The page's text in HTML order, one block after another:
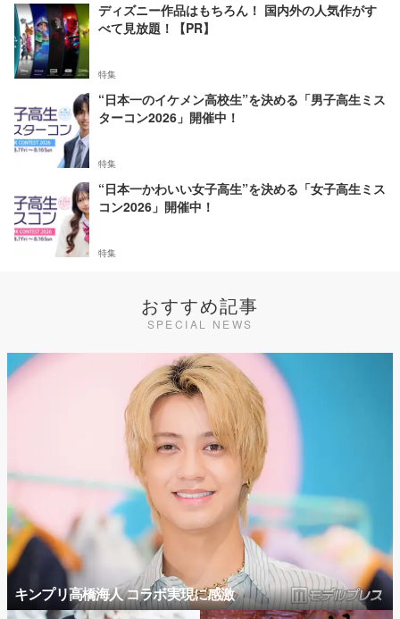
ディズニー作品はもちろん！ 国内外の人気作がす
べて見放題！【PR】
特集
“日本一のイケメン高校生”を決める「男子高生ミス
ターコン2026」開催中！
特集
“日本一かわいい女子高生”を決める「女子高生ミス
コン2026」開催中！
特集
おすすめ記事
SPECIAL NEWS
キンプリ高橋海人 コラボ実現に感激